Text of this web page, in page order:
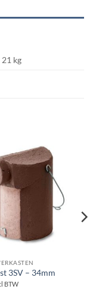
21 kg
3SV – 34mm
BTW